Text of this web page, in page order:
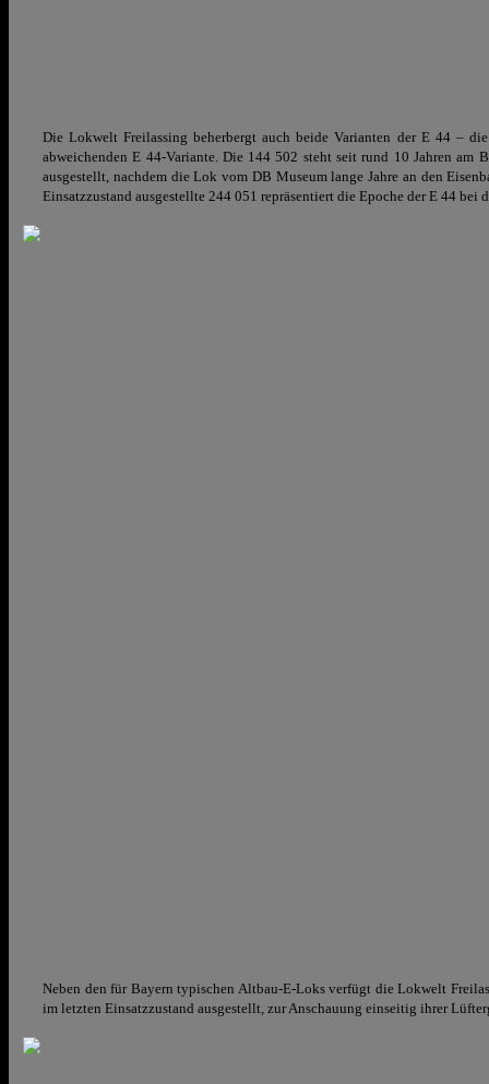
Die Lokwelt Freilassing beherbergt auch beide Varianten der E 44 –
abweichenden E 44-Variante. Die 144 502 steht seit rund 10 Jahren
ausgestellt, nachdem die Lok vom DB Museum lange Jahre an den
Einsatzzustand ausgestellte 244 051 repräsentiert die Epoche der E 44 bei
Neben den für Bayern typischen Altbau-E-Loks verfügt die Lokwelt
im letzten Einsatzzustand ausgestellt, zur Anschauung einseitig ihrer